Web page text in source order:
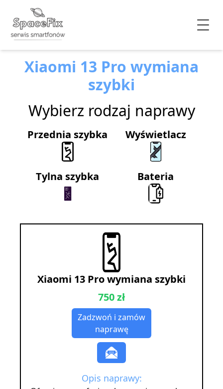
Xiaomi 13 Pro wymiana
szybki
Wybierz rodzaj naprawy
Przednia szybka Wyświetlacz
Tylna szybka Bateria
Xiaomi 13 Pro wymiana szybki
750 zł
Zadzwoń i zamów
naprawę
Opis naprawy: